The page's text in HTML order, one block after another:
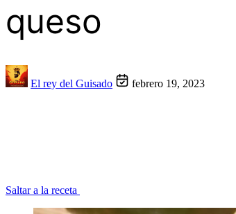
queso
El rey del Guisado febrero 19, 2023
Saltar a la receta